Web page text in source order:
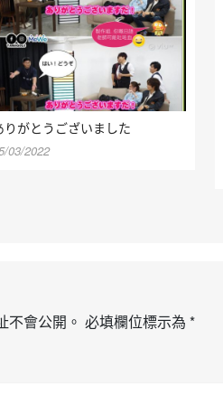
りがとうございました
03/2022
不會公開。 必填欄位標示為 *